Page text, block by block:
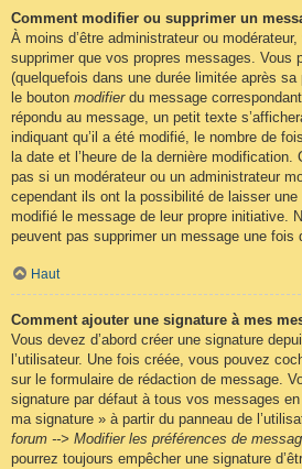
Comment modifier ou supprimer un
À moins d’être administrateur ou
supprimer que vos propres messages. Vous
(quelquefois dans une durée limitée après
le bouton modifierdu message
répondu au message, un petit texte
indiquant qu’il a été modifié, le nombre de
la date et l’heure de la dernière modification.
pas si un modérateur ou un administrateur
cependant ils ont la possibilité de laisser une
modifié le message de leur propre initiative.
peuvent pas supprimer un message une fois
Haut
Comment ajouter une signature à mes
Vous devez d’abord créer une signature
l’utilisateur. Une fois créée, vous pouvez
sur le formulaire de rédaction de message.
signature par défaut à tous vos messages
ma signature » à partir du panneau de
forum --> Modifier les préférences de
pourrez toujours empêcher une signature